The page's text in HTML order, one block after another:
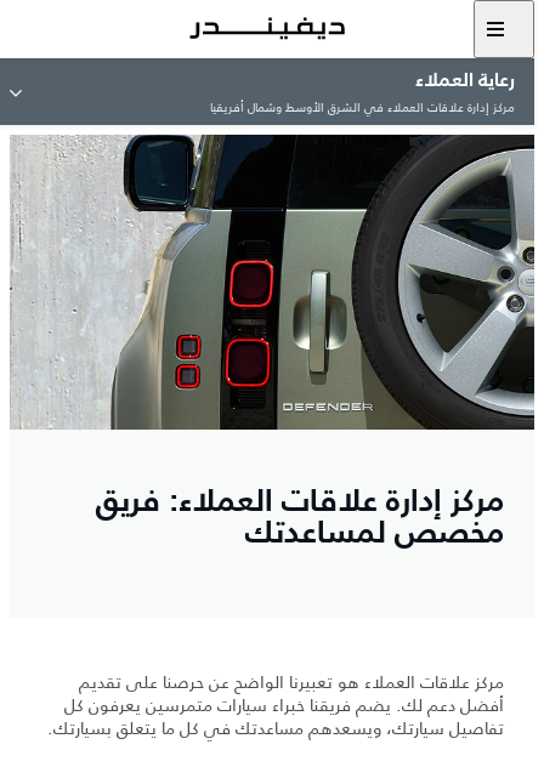
رعاية العملاء
مركز إدارة علاقات العملاء في الشرق الأوسط وشمال أفريقيا
مركز إدارة علاقات العملاء: فريق
مخصص لمساعدتك
مركز علاقات العملاء هو تعبيرنا الواضح عن حرصنا على تقديم
أفضل دعم لك. يضم فريقنا خبراء سيارات متمرسين يعرفون كل
تفاصيل سيارتك، ويسعدهم مساعدتك في كل ما يتعلق بسيارتك.